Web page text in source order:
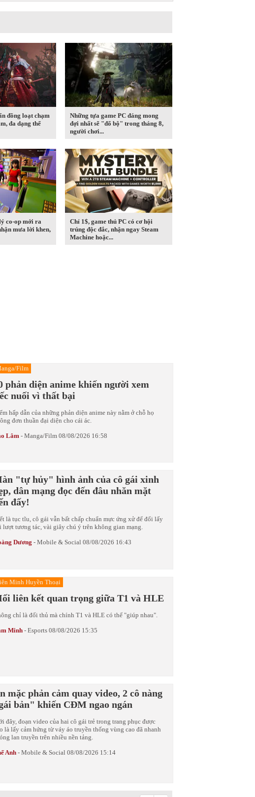
đồng loạt chạm
đa dạng thể
Những tựa game PC đáng mong
đợi nhất sẽ "đổ bộ" trong tháng 8,
người chơi...
co-op mới ra
mưa lời khen,
Chỉ 1$, game thủ PC có cơ hội
trúng độc đắc, nhận ngay Steam
Machine hoặc...
Film
phản diện anime khiến người xem
nuối vì thất bại
hấp dẫn của những phản diện anime này nằm ở chỗ họ
đơn thuần đại diện cho cái ác.
Lâm- Manga/Film 08/08/2026 16:58
"tự hủy" hình ảnh của cô gái xinh
dân mạng đọc đến đâu nhăn mặt
đấy!
là tục tĩu, cô gái vẫn bất chấp chuẩn mực ứng xử để đổi lấy
lượt tương tác, vài giây chú ý trên không gian mạng.
Dương - Mobile & Social 08/08/2026 16:43
Minh Huyền Thoại
liên kết quan trọng giữa T1 và HLE
chỉ là đối thủ mà chính T1 và HLE có thể "giúp nhau".
Minh- Esports 08/08/2026 15:35
mặc phản cảm quay video, 2 cô nàng
bản" khiến CĐM ngao ngán
đây, đoạn video của hai cô gái trẻ trong trang phục được
là lấy cảm hứng từ váy áo truyền thống vùng cao đã nhanh
lan truyền trên nhiều nền tảng.
Anh- Mobile & Social 08/08/2026 15:14